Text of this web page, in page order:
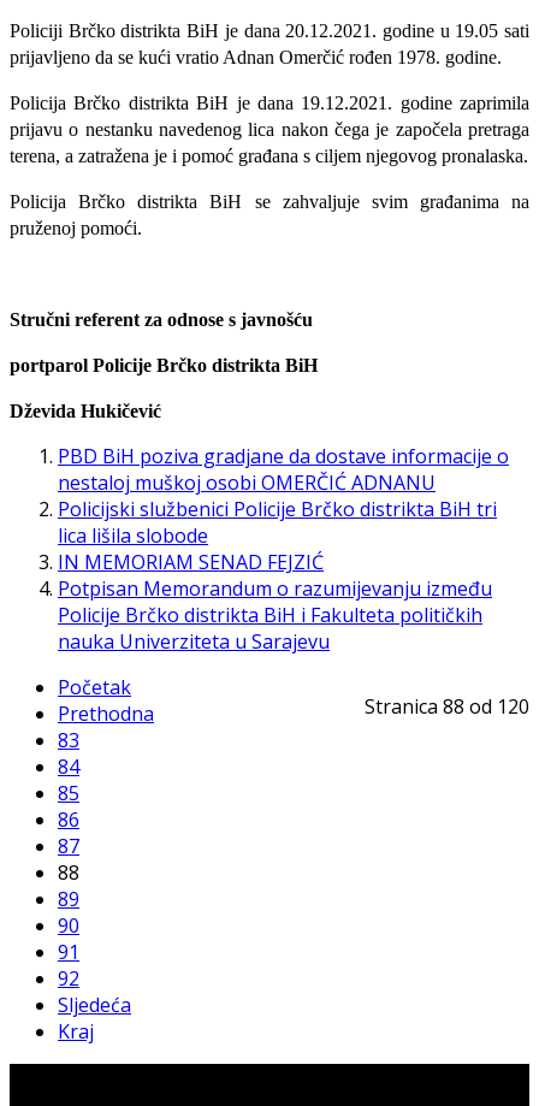
Policiji Brčko distrikta BiH je dana 20.1 2.2021. godine u 19.05 sati
prijavljeno da se kući vratio Adnan Omerčić rođen 1978. godine.
Policija Brčko distrikta BiH je dana 19.12.2021. godine zaprimila
prijavu o nestanku navedenog lica nakon čega je započela pretraga
terena, a zatražena je i pomoć građana s ciljem njegovog pronalaska.
Policija Brčko distrikta BiH se zahvaljuje svim građanima na
pruženoj pomoći.
Stručni referent za odnose s javnošću
portparol Policije Brčko distrikta BiH
Dževida Hukičević
PBD BiH poziva gradjane da dostavе informacije o
nestaloj muškoj osobi OMERČIĆ ADNANU
Policijski službenici Policije Brčko distrikta BiH tri
lica lišila slobode
IN MEMORIAM SENAD FEJZIĆ
Potpisan Memorandum o razumijevanju između
Policije Brčko distrikta BiH i Fakulteta političkih
nauka Univerziteta u Sarajevu
Stranica 88 od 120
Početak
Prethodna
83
84
85
86
87
88
89
90
91
92
Sljedeća
Kraj